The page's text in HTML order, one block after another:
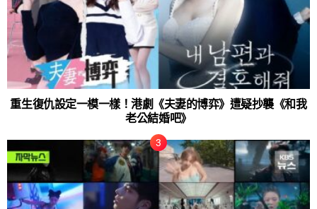
重生復仇設定一模一樣！港劇《夫妻的博弈》遭疑抄襲《和我
老公結婚吧》